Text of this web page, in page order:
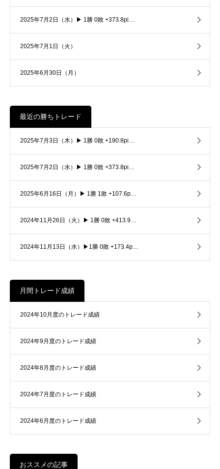
2025年7月2日（水）▶ 1勝 0敗 +373.8pi…
2025年7月1日（火）
2025年6月30日（月）
最近の勝ちトレード
2025年7月3日（木）▶ 1勝 0敗 +190.8pi…
2025年7月2日（水）▶ 1勝 0敗 +373.8pi…
2025年6月16日（月）▶ 1勝 1敗 +107.6p…
2024年11月26日（火）▶ 1勝 0敗 +413.9…
2024年11月13日（水）▶1勝 0敗 +173.4p…
月間トレード成績
2024年10月度のトレード成績
2024年9月度のトレード成績
2024年8月度のトレード成績
2024年7月度のトレード成績
2024年6月度のトレード成績
おススメの記事